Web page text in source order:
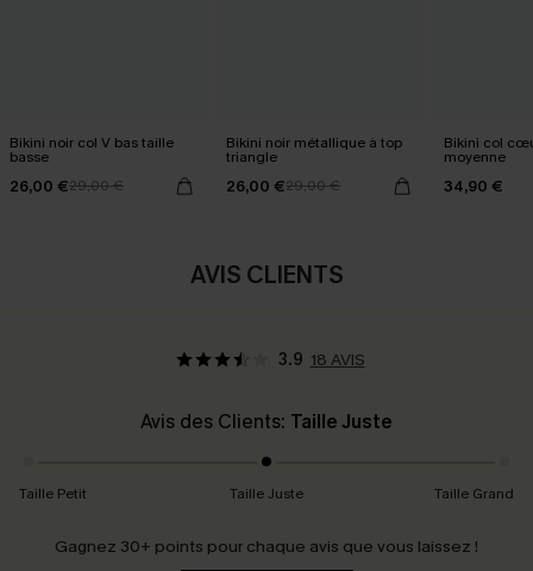
Bikini noir col V bas taille
basse
26,00 €29,00 €
Bikini noir métallique à top
triangle
26,00 €29,00 €
Bikini col
moyenne
34,90 €
AVIS CLIENTS
3.9 18 AVIS
Avis des Clients: Taille Juste
Taille Petit Taille Juste Taille Grand
Gagnez 30+ points pour chaque avis que vous laissez !